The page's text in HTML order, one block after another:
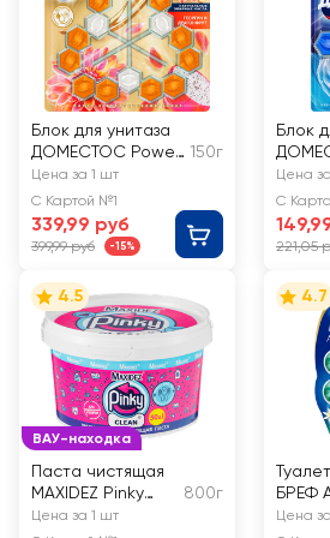
Блок для унитаза
ДОМЕСТОС Power
5 Trio
Экзотический
букет
150г
Цена за 1 шт
С Картой №1
339,99 руб
399,99 руб -15%
Блок
5
Цена
С
221,05
ВАУ-находка
4.5
Паста чистящая
MAXIDEZ Pinky
Clean с
800г
Цена за 1 шт
4.7
БРЕФ
СПА
Цена